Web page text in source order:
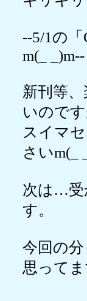
--5/1の
m(_ _)m--
新刊等
いので
スイマ
さいm(_
次は…受
す。
今回の
思って